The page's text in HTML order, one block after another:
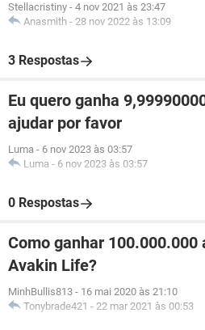
Stellacristiny - 4 nov 2021 às 23:47
Anasmith - 28 nov 2022 às 13:09
3 Respostas
Eu quero ganha
ajudar por favor
Luma - 6 nov 2023 às 03:57
Luma - 6 nov 2023 às 03:57
0 Respostas
Como ganhar 100.000.000
Avakin Life?
MinhBullis813 - 16 mai 2020 às 21:10
Tonybrade421 - 22 mar 2021 às 00:53